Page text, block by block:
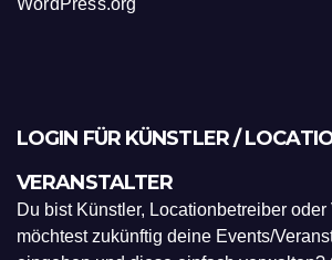
WordPress.org
LOGIN FÜR KÜNSTLER /
VERANSTALTER
Du bist Künstler, Locationbetreiber oder
möchtest zukünftig deine Events/